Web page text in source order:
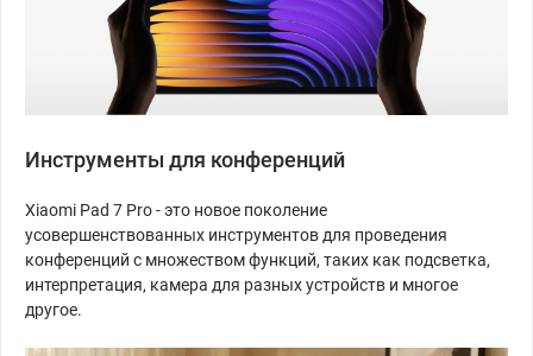
Инструменты для конференций
Xiaomi Pad 7 Pro - это новое поколение
усовершенствованных инструментов для проведения
конференций с множеством функций, таких как подсветка,
интерпретация, камера для разных устройств и многое
другое.